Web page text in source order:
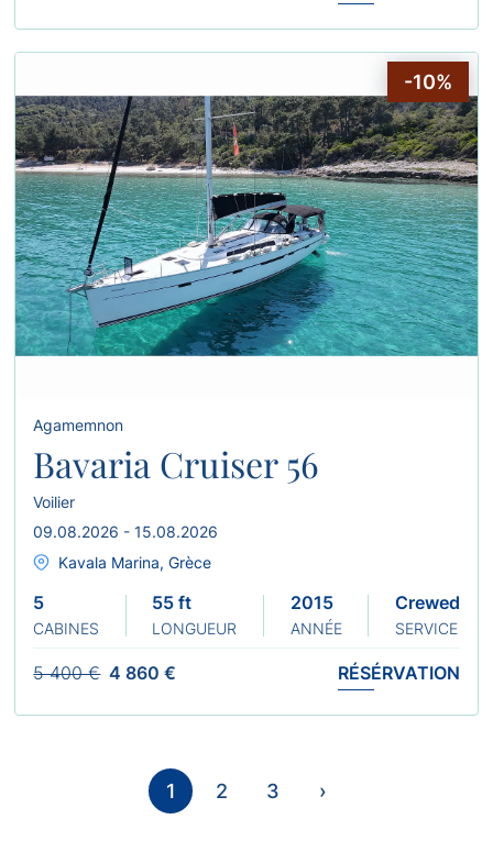
-10%
Agamemnon
Bavaria Cruiser 56
Voilier
09.08.2026 - 15.08.2026
Kavala Marina, Grèce
5
CABINES
55 ft
LONGUEUR
2015
ANNÉE
Crewed
SERVICE
5 400 € 4 860 € RÉSÉRVATION
1 2 3 ›